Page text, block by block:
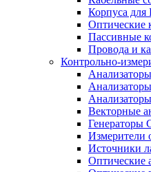
Корпуса для
Оптические
Пассивные
Провода и
Контрольно-
Векторные
Генераторы
Измерители
Источники
Оптические